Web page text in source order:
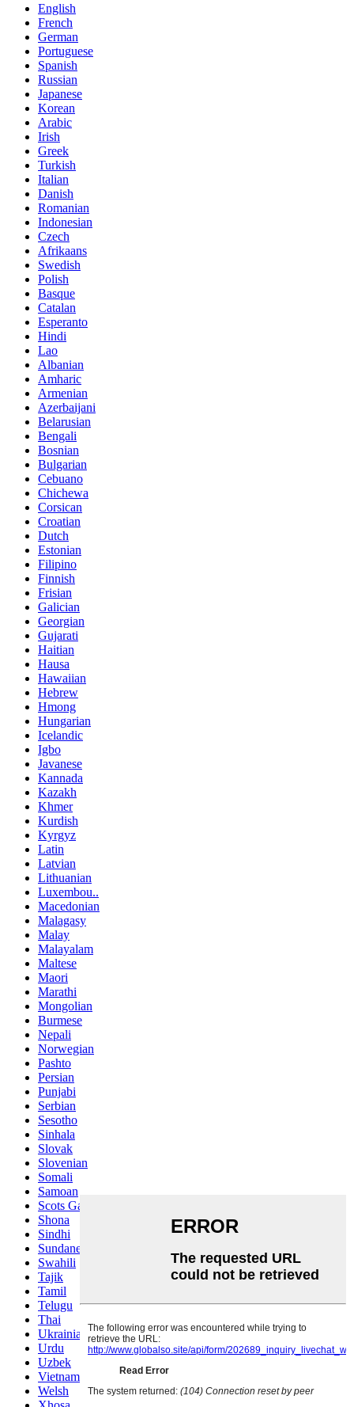
English
French
German
Portuguese
Spanish
Russian
Japanese
Korean
Arabic
Irish
Greek
Turkish
Italian
Danish
Romanian
Indonesian
Czech
Afrikaans
Swedish
Polish
Basque
Catalan
Esperanto
Hindi
Lao
Albanian
Amharic
Armenian
Azerbaijani
Belarusian
Bengali
Bosnian
Bulgarian
Cebuano
Chichewa
Corsican
Croatian
Dutch
Estonian
Filipino
Finnish
Frisian
Galician
Georgian
Gujarati
Haitian
Hausa
Hawaiian
Hebrew
Hmong
Hungarian
Icelandic
Igbo
Javanese
Kannada
Kazakh
Khmer
Kurdish
Kyrgyz
Latin
Latvian
Lithuanian
Luxembou..
Macedonian
Malagasy
Malay
Malayalam
Maltese
Maori
Marathi
Mongolian
Burmese
Nepali
Norwegian
Pashto
Persian
Punjabi
Serbian
Sesotho
Sinhala
Slovak
Slovenian
Somali
Samoan
Scots Gaelic
Shona
Sindhi
Sundanese
Swahili
Tajik
Tamil
Telugu
Thai
Ukrainian
Urdu
Uzbek
Vietnamese
Welsh